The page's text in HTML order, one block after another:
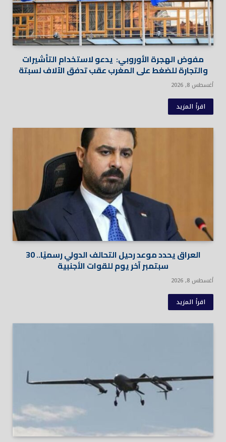
مفوض الهجرة الأوروبي: يدعو لاستخدام التأشيرات
والتجارة للضغط على المغرب عقب تدفق الآلاف لسبتة
أغسطس 8, 2026
اقرأ المزيد
العراق يحدد موعد رحيل التحالف الدولي رسميًا.. 30
سبتمبر آخر يوم للقوات الأجنبية
أغسطس 8, 2026
اقرأ المزيد